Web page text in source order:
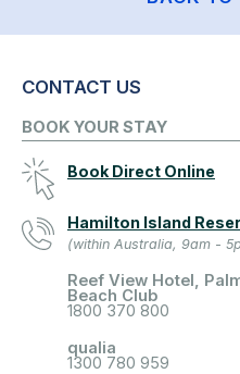
CONTACT US
BOOK YOUR STAY
Book Direct Online
Hamilton Island
(within Australia, 9am -
Reef View Hotel,
Beach Club
1800 370 800
qualia
1300 780 959